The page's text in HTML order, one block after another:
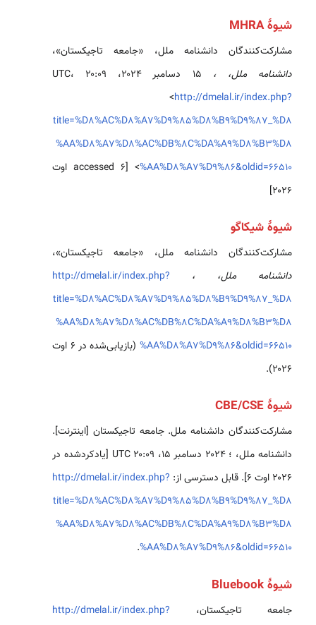
شیوهٔ MHRA
مشارکت‌کنندگان دانشنامه ملل، «جامعه تاجیکستان»،
دانشنامه ملل، ،
۱۵ دسامبر ۲۰۲۴، ‏۲۰:۰۹ UTC،
<http://dmelal.ir/index.php?
title=%D8%AC%D8%A7%D9%85%D8%B9%D9%87_%D8
%AA%D8%A7%D8%AC%DB%8C%DA%A9%D8%B3%D8
%AA%D8%A7%D9%86&oldid=66510
> [accessed ۶ اوت
۲۰۲۶]
شیوهٔ شیکاگو
مشارکت‌کنندگان دانشنامه ملل، «جامعه تاجیکستان»،
دانشنامه ملل، ،
http://dmelal.ir/index.php?
title=%D8%AC%D8%A7%D9%85%D8%B9%D9%87_%D8
%AA%D8%A7%D8%AC%DB%8C%DA%A9%D8%B3%D8
%AA%D8%A7%D9%86&oldid=66510
(بازیابی‌شده در ۶ اوت
۲۰۲۶).
شیوهٔ CBE/CSE
مشارکت‌کنندگان دانشنامه ملل. جامعه تاجیکستان [اینترنت].
دانشنامه ملل، ؛ ۲۰۲۴ دسامبر ۱۵، ‏۲۰:۰۹ UTC [یادکردشده در
۲۰۲۶ اوت ۶]. قابل دسترسی از:
http://dmelal.ir/index.php?
title=%D8%AC%D8%A7%D9%85%D8%B9%D9%87_%D8
%AA%D8%A7%D8%AC%DB%8C%DA%A9%D8%B3%D8
%AA%D8%A7%D9%86&oldid=66510
.
شیوهٔ Bluebook
جامعه تاجیکستان، http://dmelal.ir/index.php?